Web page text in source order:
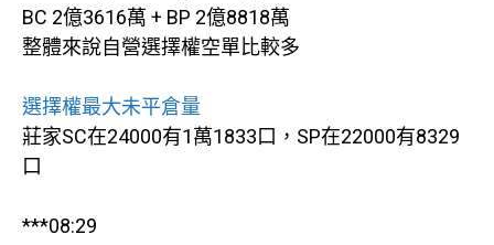
BC 2億3616萬 + BP 2億8818萬
整體來說自營選擇權空單比較多
選擇權最大未平倉量
莊家SC在24000有1萬1833口，SP在22000有8329
口
***08:29